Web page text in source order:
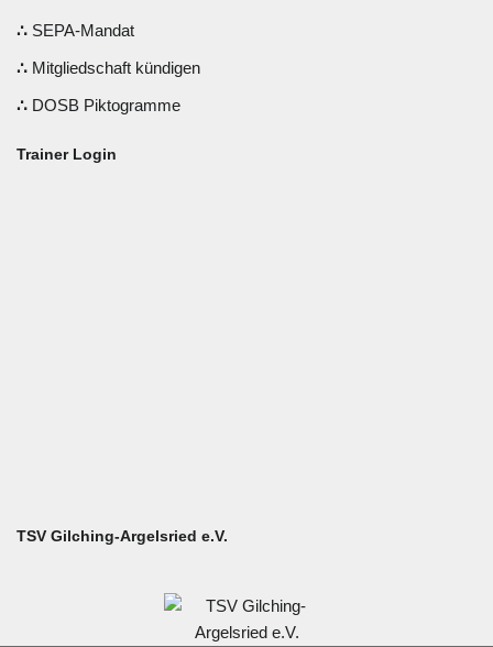
SEPA-Mandat
Mitgliedschaft kündigen
DOSB Piktogramme
Trainer Login
TSV Gilching-Argelsried e.V.